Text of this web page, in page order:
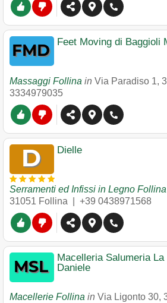
Feet Moving di Baggioli
Massaggi Follina in Via Paradiso 1,
3334979035
Dielle
Serramenti ed Infissi in Legno Follina
31051 Follina +39 0438971568
Macelleria Salumeria
Daniele
Macellerie Follina in Via Ligonto 30,